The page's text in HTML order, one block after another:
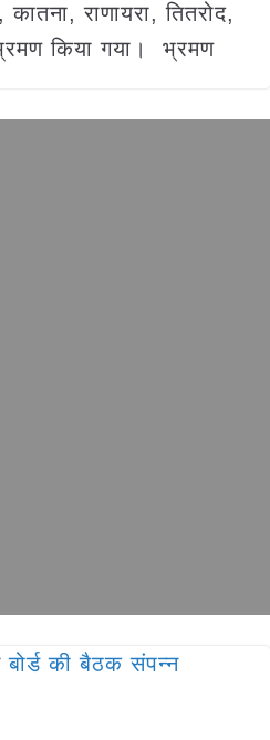
राणायरा, तितरोद,
किया गया। भ्रमण